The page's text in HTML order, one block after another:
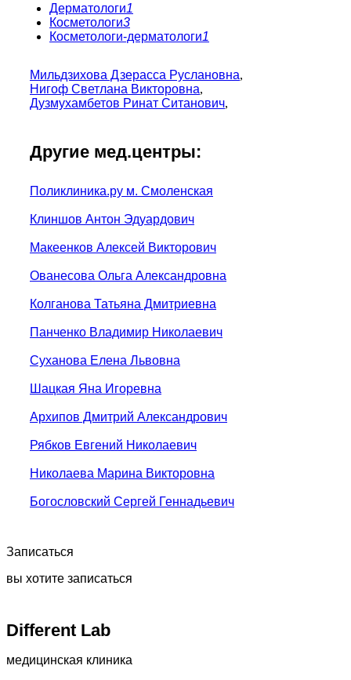
Дерматологи1
Косметологи3
Косметологи-дерматологи1
Мильдзихова Дзерасса Руслановна,
Нигоф Светлана Викторовна,
Дузмухамбетов Ринат Ситанович,
Другие мед.центры:
Поликлиника.ру м. Смоленская
Клиншов Антон Эдуардович
Макеенков Алексей Викторович
Ованесова Ольга Александровна
Колганова Татьяна Дмитриевна
Панченко Владимир Николаевич
Суханова Елена Львовна
Шацкая Яна Игоревна
Архипов Дмитрий Александрович
Рябков Евгений Николаевич
Николаева Марина Викторовна
Богословский Сергей Геннадьевич
Записаться
вы хотите записаться
Different Lab
медицинская клиника